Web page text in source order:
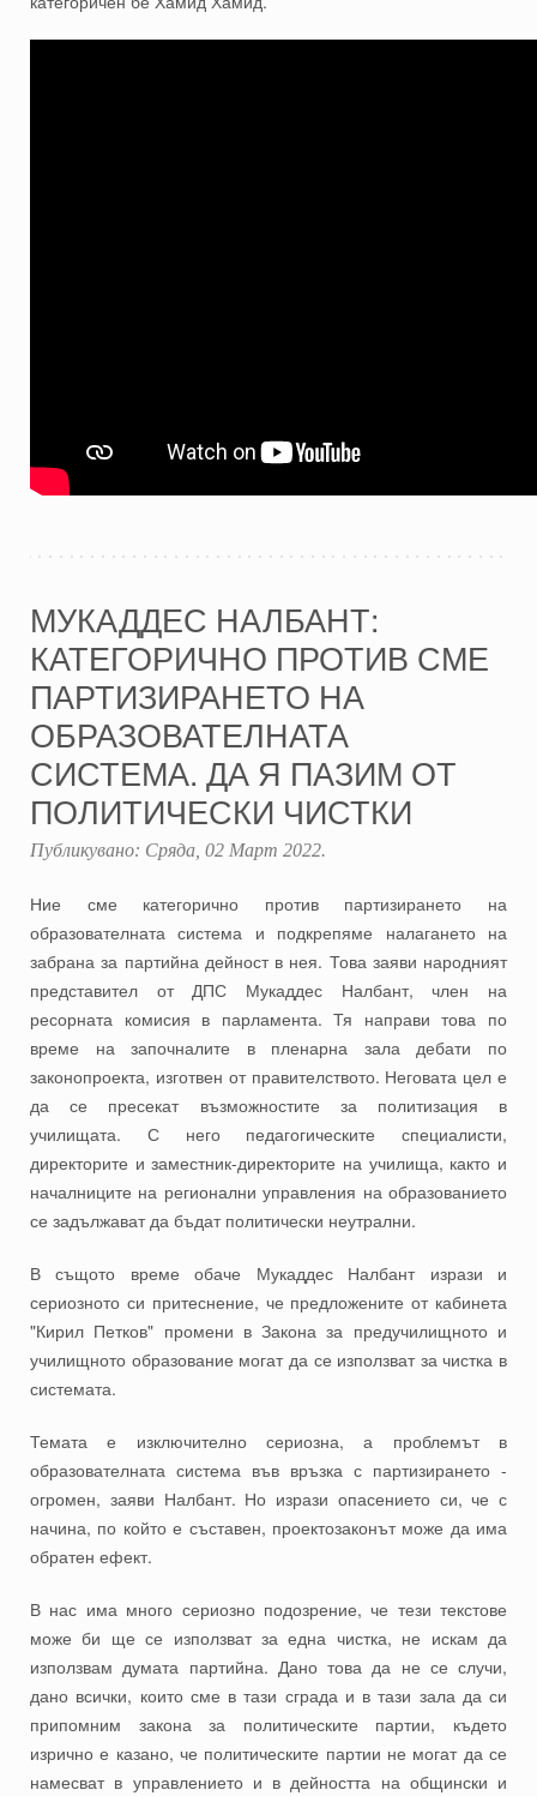
МУКАДДЕС НАЛБАНТ:
КАТЕГОРИЧНО ПРОТИВ СМЕ
ПАРТИЗИРАНЕТО НА
ОБРАЗОВАТЕЛНАТА
СИСТЕМА. ДА Я ПАЗИМ ОТ
ПОЛИТИЧЕСКИ ЧИСТКИ
Публикувано: Сряда, 02 Март 2022.
Ние сме категорично против партизирането на
образователната система и подкрепяме налагането на
забрана за партийна дейност в нея. Това заяви народният
представител от ДПС Мукаддес Налбант, член на
ресорната комисия в парламента. Тя направи това по
време на започналите в пленарна зала дебати по
законопроекта, изготвен от правителството. Неговата цел е
да се пресекат възможностите за политизация в
училищата. С него педагогическите специалисти,
директорите и заместник-директорите на училища, както и
началниците на регионални управления на образованието
се задължават да бъдат политически неутрални.
В същото време обаче Мукаддес Налбант изрази и
сериозното си притеснение, че предложените от кабинета
"Кирил Петков" промени в Закона за предучилищното и
училищното образование могат да се използват за чистка в
системата.
Темата е изключително сериозна, а проблемът в
образователната система във връзка с партизирането -
огромен, заяви Налбант. Но изрази опасението си, че с
начина, по който е съставен, проектозаконът може да има
обратен ефект.
В нас има много сериозно подозрение, че тези текстове
може би ще се използват за една чистка, не искам да
използвам думата партийна. Дано това да не се случи,
дано всички, които сме в тази сграда и в тази зала да си
припомним закона за политическите партии, където
изрично е казано, че политическите партии не могат да се
намесват в управлението и в дейността на общински и